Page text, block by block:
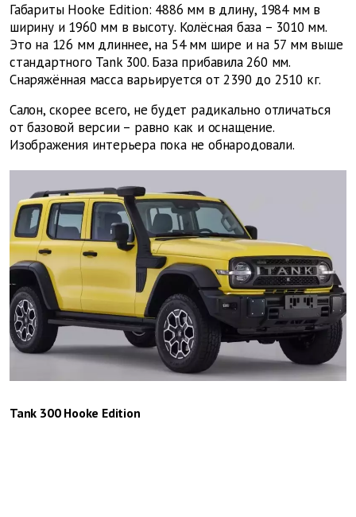
Габариты Hooke Edition: 4886 мм в длину, 1984 мм в
ширину и 1960 мм в высоту. Колёсная база – 3010 мм.
Это на 126 мм длиннее, на 54 мм шире и на 57 мм выше
стандартного Tank 300. База прибавила 260 мм.
Снаряжённая масса варьируется от 2390 до 2510 кг.
Салон, скорее всего, не будет радикально отличаться
от базовой версии – равно как и оснащение.
Изображения интерьера пока не обнародовали.
Tank 300 Hooke Edition